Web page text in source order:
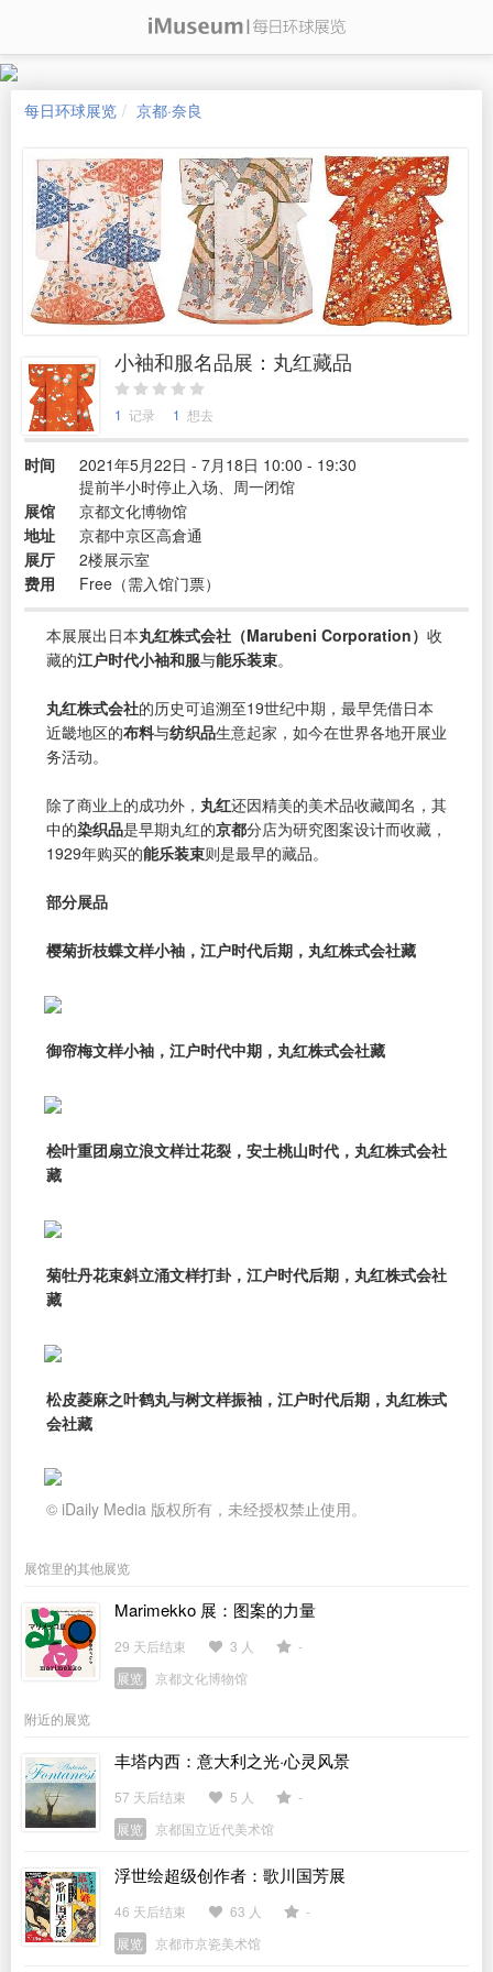
每日环球展览 京都·奈良
小袖和服名品展：丸红藏品
1 记录 1 想去
时间
2021年5月22日 - 7月18日 10:00 - 19:30
提前半小时停止入场、周一闭馆
展馆
京都文化博物馆
地址
京都中京区高倉通
展厅
2楼展示室
费用
Free（需入馆门票）
本展展出日本丸红株式会社（Marubeni Corporation） 收
藏的江户时代小袖和服与能乐装束。
丸红株式会社的历史可追溯至19世纪中期，最早凭借日本
近畿地区的布料与纺织品生意起家，如今在世界各地开展业
务活动。
除了商业上的成功外， 丸红还因精美的美术品收藏闻名，其
中的染织品是早期丸红的京都分店为研究图案设计而收藏，
1929年购买的能乐装束则是最早的藏品。
部分展品
樱菊折枝蝶文样小袖，江户时代后期，丸红株式会社藏
御帘梅文样小袖，江户时代中期，丸红株式会社藏
桧叶重团扇立浪文样辻花裂，安土桃山时代，丸红株式会社
藏
菊牡丹花束斜立涌文样打卦，江户时代后期，丸红株式会社
藏
松皮菱麻之叶鹤丸与树文样振袖，江户时代后期，丸红株式
会社藏
© iDaily Media 版权所有，未经授权禁止使用。
展馆里的其他展览
Marimekko 展：图案的力量
29 天后结束 3 人
-
展览
京都文化博物馆
附近的展览
丰塔内西：意大利之光·心灵风景
57 天后结束 5 人
-
展览
京都国立近代美术馆
浮世绘超级创作者：歌川国芳展
46 天后结束 63 人
-
展览
京都市京瓷美术馆